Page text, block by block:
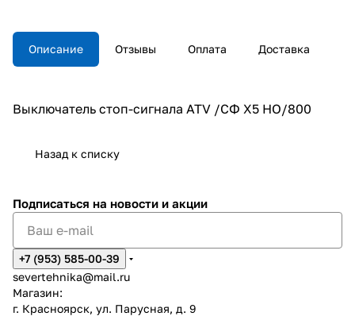
Описание Отзывы Оплата Доставка
Выключатель стоп-сигнала ATV /СФ Х5 НО/800
Назад к списку
Подписаться на новости и акции
+7 (953) 585-00-39
severtehnika@mail.ru
Магазин:
г. Красноярск, ул. Парусная, д. 9